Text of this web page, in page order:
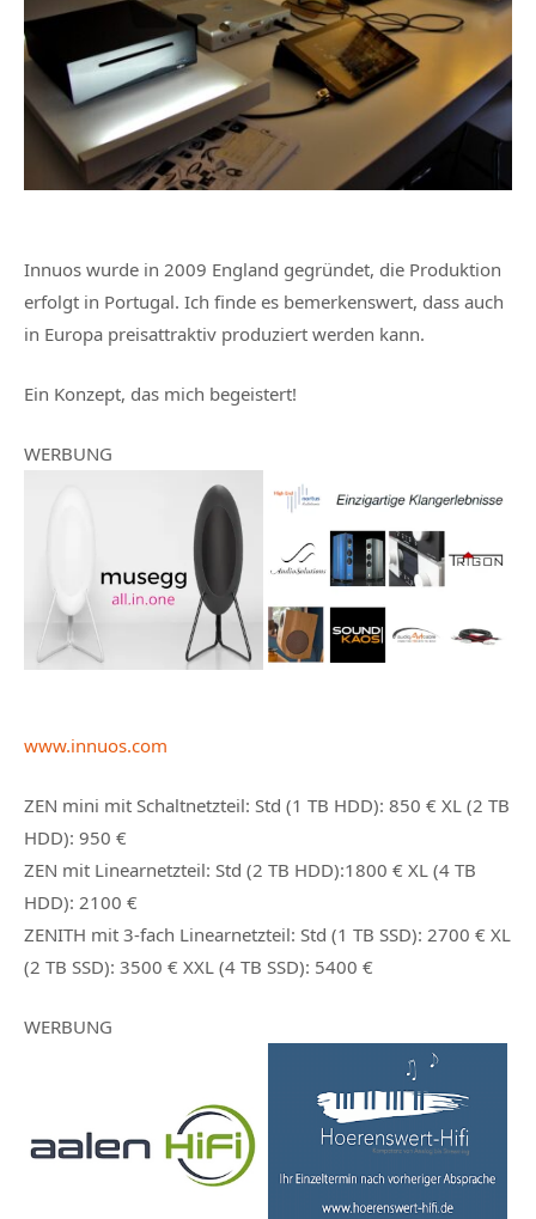
Innuos wurde in 2009 England gegründet, die Produktion
erfolgt in Portugal. Ich finde es bemerkenswert, dass auch
in Europa preisattraktiv produziert werden kann.
Ein Konzept, das mich begeistert!
WERBUNG
www.innuos.com
ZEN mini mit Schaltnetzteil: Std (1 TB HDD): 850 € XL (2 TB
HDD): 950 €
ZEN mit Linearnetzteil: Std (2 TB HDD):1800 € XL (4 TB
HDD): 2100 €
ZENITH mit 3-fach Linearnetzteil: Std (1 TB SSD): 2700 € XL
(2 TB SSD): 3500 € XXL (4 TB SSD): 5400 €
WERBUNG